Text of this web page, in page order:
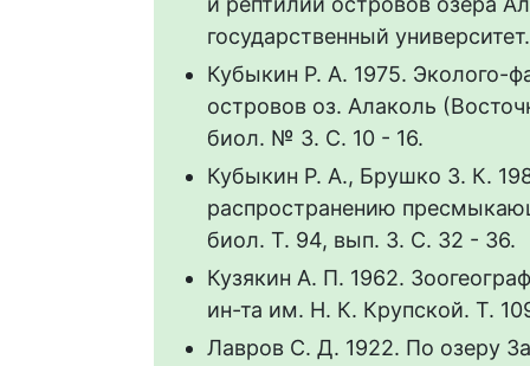
государственный
Кубыкин Р. А. 1975. Эколого-
островов оз. Алаколь
биол. № 3. С. 10 - 16.
Кубыкин Р. А., Брушко З. К.
распространению
биол. Т. 94, вып. 3. C. 32 - 36.
Кузякин А. П. 1962.
ин-та им. Н. К. Крупской. Т.
Лавров С. Д. 1922. По озеру